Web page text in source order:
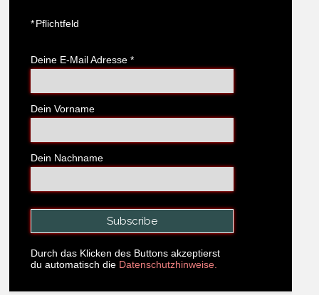
*Pflichtfeld
Deine E-Mail Adresse *
Dein Vorname
Dein Nachname
Durch das Klicken des Buttons akzeptierst
du automatisch die Datenschutzhinweise.